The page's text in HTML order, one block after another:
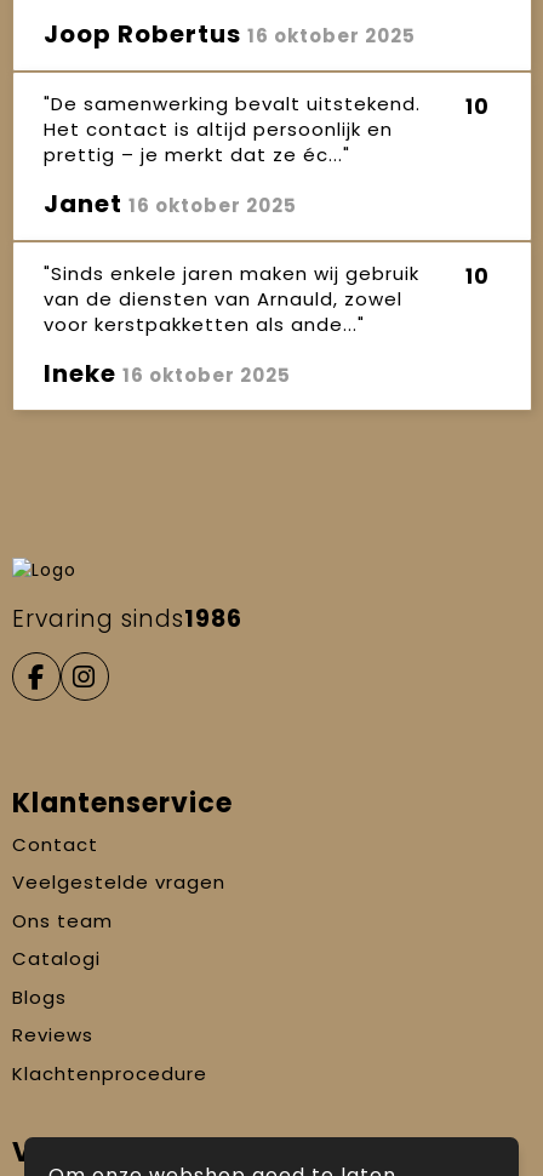
Joop Robertus 16 oktober 2025
"De samenwerking bevalt uitstekend.
Het contact is altijd persoonlijk en
prettig – je merkt dat ze éc..."
10
Janet 16 oktober 2025
"Sinds enkele jaren maken wij gebruik
van de diensten van Arnauld, zowel
voor kerstpakketten als ande..."
10
Ineke 16 oktober 2025
Ervaring sinds1986
Klantenservice
Contact
Veelgestelde vragen
Ons team
Catalogi
Blogs
Reviews
Klachtenprocedure
Veilig winkelen